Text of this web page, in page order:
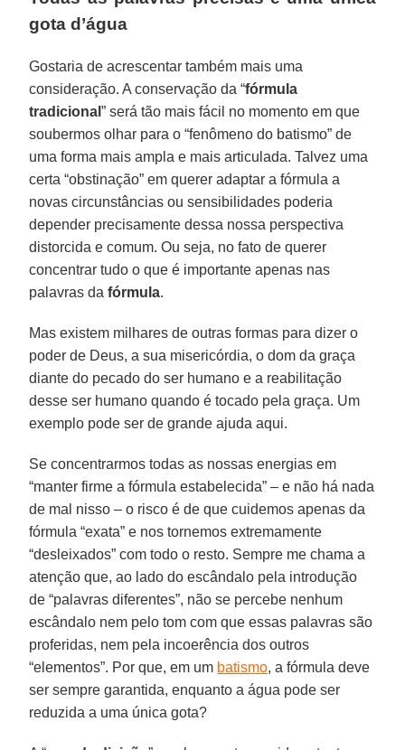
gota d’água
Gostaria de acrescentar também mais uma
consideração. A conservação da “fórmula
tradicional” será tão mais fácil no momento em que
soubermos olhar para o “fenômeno do batismo” de
uma forma mais ampla e mais articulada. Talvez uma
certa “obstinação” em querer adaptar a fórmula a
novas circunstâncias ou sensibilidades poderia
depender precisamente dessa nossa perspectiva
distorcida e comum. Ou seja, no fato de querer
concentrar tudo o que é importante apenas nas
palavras dafórmula.
Mas existem milhares de outras formas para dizer o
poder de Deus, a sua misericórdia, o dom da graça
diante do pecado do ser humano e a reabilitação
desse ser humano quando é tocado pela graça. Um
exemplo pode ser de grande ajuda aqui.
Se concentrarmos todas as nossas energias em
“manter firme a fórmula estabelecida” – e não há nada
de mal nisso – o risco é de que cuidemos apenas da
fórmula “exata” e nos tornemos extremamente
“desleixados” com todo o resto. Sempre me chama a
atenção que, ao lado do escândalo pela introdução
de “palavras diferentes”, não se percebe nenhum
escândalo nem pelo tom com que essas palavras são
proferidas, nem pela incoerência dos outros
“elementos”. Por que, em um batismo, a fórmula deve
ser sempre garantida, enquanto a água pode ser
reduzida a uma única gota?